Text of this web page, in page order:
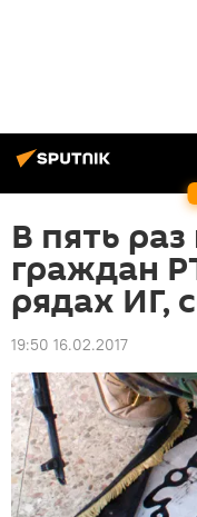
В пять
граждан
рядах ИГ,
19:50 16.02.2017